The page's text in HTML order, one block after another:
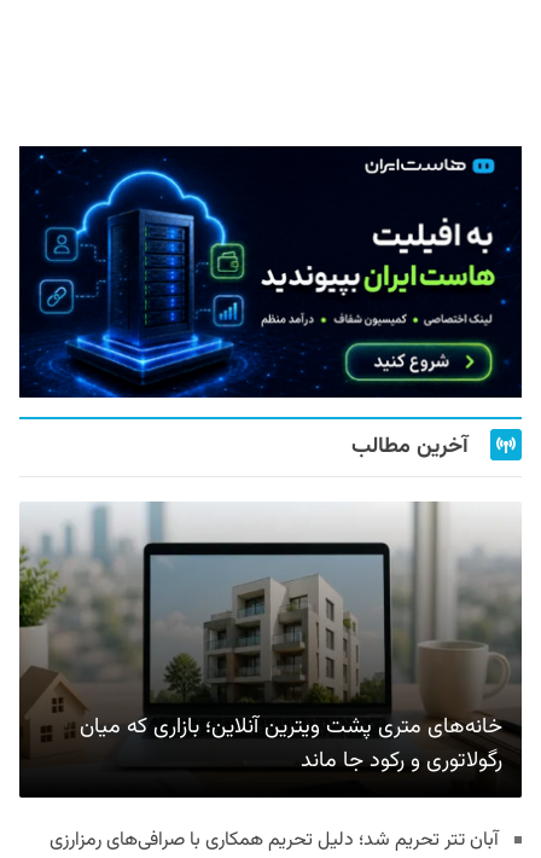
آخرین مطالب
خانه‌های متری پشت ویترین آنلاین؛ بازاری که میان
رگولاتوری و رکود جا ماند
آبان تتر تحریم شد؛ دلیل تحریم همکاری با صرافی‌های رمزارزی